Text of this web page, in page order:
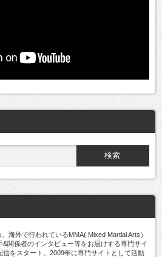
海外で行われているMMA( Mixed Martial Arts）
関係者のインタビュー等をお届けする専門サイ
信をスタート。2009年に専門サイトとして活動